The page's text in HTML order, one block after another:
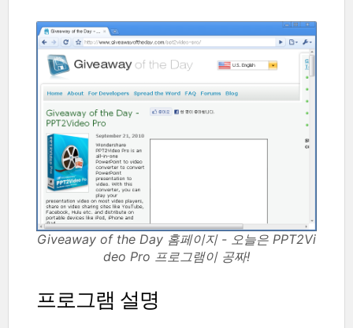
Giveaway of the Day 홈페이지 - 오늘은 PPT2Vi
deo Pro 프로그램이 공짜!
프로그램 설명